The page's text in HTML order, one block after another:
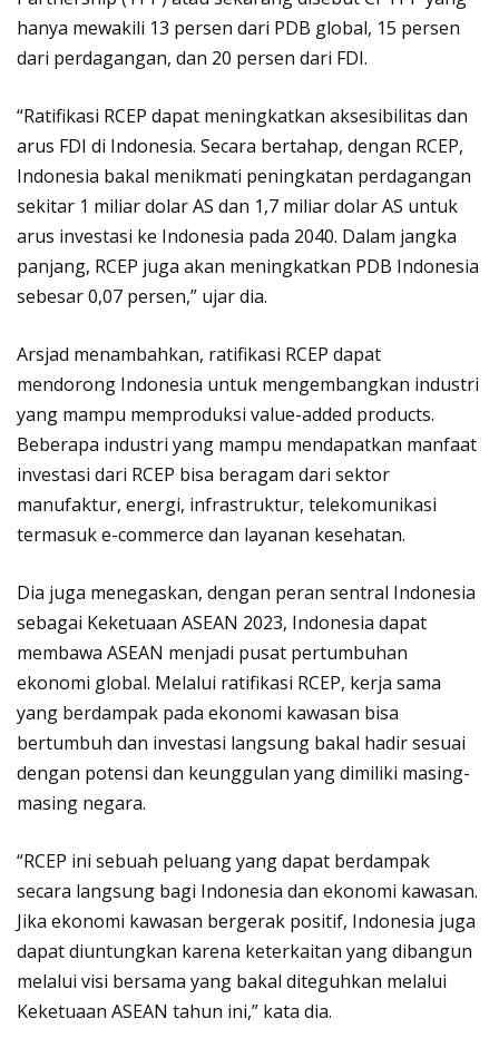
hanya mewakili 13 persen dari PDB global, 15 persen
dari perdagangan, dan 20 persen dari FDI.
“Ratifikasi RCEP dapat meningkatkan aksesibilitas dan
arus FDI di Indonesia. Secara bertahap, dengan RCEP,
Indonesia bakal menikmati peningkatan perdagangan
sekitar 1 miliar dolar AS dan 1,7 miliar dolar AS untuk
arus investasi ke Indonesia pada 2040. Dalam jangka
panjang, RCEP juga akan meningkatkan PDB Indonesia
sebesar 0,07 persen,” ujar dia.
Arsjad menambahkan, ratifikasi RCEP dapat
mendorong Indonesia untuk mengembangkan industri
yang mampu memproduksi value-added products.
Beberapa industri yang mampu mendapatkan manfaat
investasi dari RCEP bisa beragam dari sektor
manufaktur, energi, infrastruktur, telekomunikasi
termasuk e-commerce dan layanan kesehatan.
Dia juga menegaskan, dengan peran sentral Indonesia
sebagai Keketuaan ASEAN 2023, Indonesia dapat
membawa ASEAN menjadi pusat pertumbuhan
ekonomi global. Melalui ratifikasi RCEP, kerja sama
yang berdampak pada ekonomi kawasan bisa
bertumbuh dan investasi langsung bakal hadir sesuai
dengan potensi dan keunggulan yang dimiliki masing-
masing negara.
“RCEP ini sebuah peluang yang dapat berdampak
secara langsung bagi Indonesia dan ekonomi kawasan.
Jika ekonomi kawasan bergerak positif, Indonesia juga
dapat diuntungkan karena keterkaitan yang dibangun
melalui visi bersama yang bakal diteguhkan melalui
Keketuaan ASEAN tahun ini,” kata dia.